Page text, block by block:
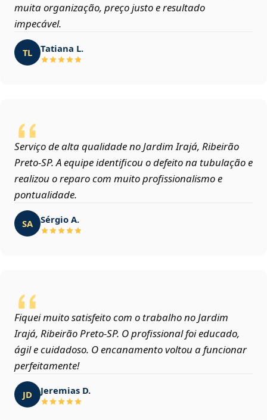
muita organização, preço justo e resultado
impecável.
TL Tatiana L.
Serviço de alta qualidade no Jardim Irajá, Ribeirão
Preto‑SP. A equipe identificou o defeito na tubulação e
realizou o reparo com muito profissionalismo e
pontualidade.
SA Sérgio A.
Fiquei muito satisfeito com o trabalho no Jardim
Irajá, Ribeirão Preto‑SP. O profissional foi educado,
ágil e cuidadoso. O encanamento voltou a funcionar
perfeitamente!
JD Jeremias D.